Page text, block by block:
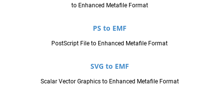
to Enhanced Metafile Format
PS to EMF
PostScript File to Enhanced Metafile Format
SVG to EMF
Scalar Vector Graphics to Enhanced Metafile Format